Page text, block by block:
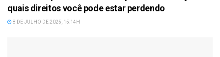
quais direitos você pode estar perdendo
8 DE JULHO DE 2025, 15:14H